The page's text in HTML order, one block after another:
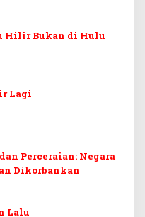
Hilir Bukan di Hulu
Lagi
Perceraian: Negara
Dikorbankan
Lalu